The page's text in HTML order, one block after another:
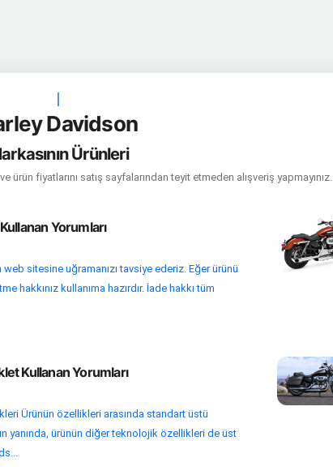
|
Davidson
Ürünleri
fiyatlarını satış sayfalarından teyit etmeden alışveriş yapmayınız.
Yorumları
sitesine uğramanızı tavsiye ederiz. Eğer ürünü
hakkınız kullanıma hazırdır. İade hakkı tüm
Kullanan Yorumları
Ürünün özellikleri arasında standart üstü
yanında, ürünün diğer teknolojik özellikleri de üst